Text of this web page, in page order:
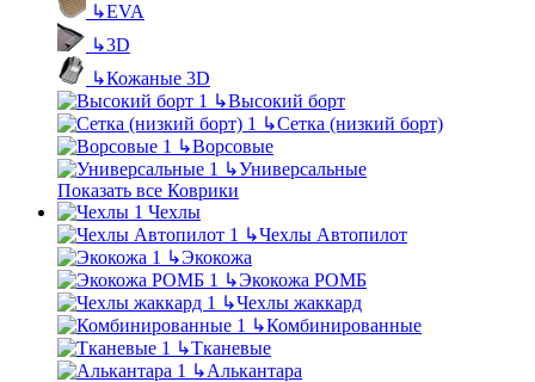
↳EVA
↳3D
↳Кожаные 3D
↳Высокий борт
↳Сетка (низкий борт)
↳Ворсовые
↳Универсальные
Показать все Коврики
Чехлы
↳Чехлы Автопилот
↳Экокожа
↳Экокожа РОМБ
↳Чехлы жаккард
↳Комбинированные
↳Тканевые
↳Алькантара